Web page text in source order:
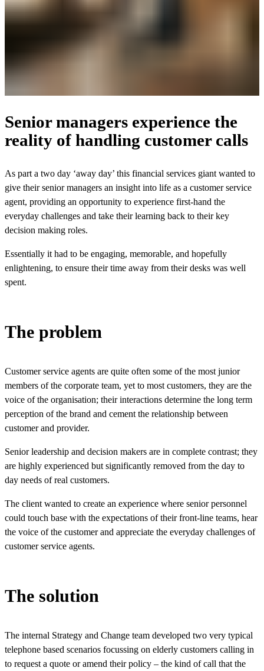
Senior managers experience the
reality of handling customer calls​​​​‌ ‍ ​‍​‍‌‍ ‌ ​‍‌‍‍‌‌‍‌ ‌‍‍‌‌‍ ‍​‍​‍​ ‍‍​‍​‍‌ ​ ‌‍​‌‌‍ ‍‌‍‍‌‌ ‌​‌ ‍‌​‍ ‍‌‍‍‌‌‍ ​‍​‍​‍ ​​‍​‍‌‍‍​‌ ​‍‌‍‌‌‌‍‌‍​‍​‍​ ‍‍​‍​‍‌‍‍​‌ ‌​‌ ‌​‌ ​​​ ‍‍​‍ ​‍ ‌‍ ​‌‍ ‌‍​ ‌‍​‌‌‍ ​‌‍‍​‌‍ ‌ ​ ‌ ‌​​ ‍‍​ ​ ​ ​ ​ ​ ​ ​ ​‍ ‌‍‍‌‌‍ ‍‌ ‌​‌‍‌‌‌‍ ‍‌ ‌​​‍ ‌‍‌‌‌‍‌​‌‍‍‌‌ ‌​​‍ ‌‍ ‌‌‍ ‌‍‌​‌‍‌‌​ ‌‌ ​​‌ ​‍‌‍‌‌‌ ​ ‌‍‌‌‌‍ ‍‌ ‌​‌‍​‌‌ ‌​‌‍‍‌‌‍ ‌‍ ‍​ ‍ ‌‍‍‌‌‍‌​​ ‌‌‍​ ​ ‌ ‌‍​‍​ ​‌‌‍​ ​ ‌​​ ​ ​ ‍​​‍ ‌​ ‌ ‌‍​ ​ ​‌​ ​​​‍ ‌​ ‌​​ ​‌​ ​​​ ‌ ​‍ ‌​ ‍​​ ‌ ‌‍​‌​ ‍​​‍ ‌​ ‌‌‌‍‌​​ ‌‍​ ​ ​ ‍‌​ ‌​​ ​​​ ​​​ ‌​​ ​‌‌‍‌‌​ ​‍​ ‍ ‌ ‌​‌ ‍‌‌ ​​‌‍‌‌​ ‌‌‍​ ‌‍​‌‌ ​ ‌‍‌‌‌‌​ ‌ ‌​‌ ‌‌‌‍‌​‌ ‍‌​ ‍ ‌ ​​‌‍​‌‌ ‌​‌‍‍​​ ‌‌ ​​‌‍​‌‌‍‌ ‌‍‌‌‌​​‍‌ ‌‌‌‍‍‌‌‍ ​‌‍‌​‌‍‌‌‌ ​‍​‍‌‌​ ‌‌‌​​‍‌‌ ‌‍‍ ‌‍‌‌‌ ‍‌​‍‌‌​ ​ ‌​‌​​‍‌‌​ ​ ‌​‌​​‍‌‌​ ​‍​ ​‍​ ‌ ​ ‌‍​ ‌ ​ ​ ‌‍‌​‌‍​‍​ ‌ ‌‍‌‌​ ​ ‌‍‌‌​ ​ ​ ​‍​‍‌‌​ ​‍​ ​‍​‍‌‌​ ‌‌‌​‌​​‍ ‍‌ ​‍‌‍‍‌‌‍​ ‌‍‍​‌‌‌​‌‍‌‌‌ ‍​‌ ‌​​‍‌‌​ ‌‌‌​​‍‌‌ ‌‍‍ ‌‍‌‌‌ ‍‌​‍‌‌​ ​ ‌​‌​​‍‌‌​ ​ ‌​‌​​‍‌‌​ ​‍​ ​‍​ ​ ‌‍​ ​ ‌‍​ ​‍‌‍​‌​ ‍‌​ ​ ​ ‌​‌‍​ ​ ​‍‌‍​ ​ ​ ​‍‌‌​ ​‍​ ​‍​‍‌‌​ ‌‌‌​‌​​‍ ‍‌‍​ ‌‍‍​‌‍‍‌‌‍ ​‌‍‌​‌ ​‍‌‍‌‌‌‍ ‍​‍‌‌​ ‌‌‌​​‍‌‌ ‌‍‍ ‌‍‌‌‌ ‍‌​‍‌‌​ ​ ‌​‌​​‍‌‌​ ​ ‌​‌​​‍‌‌​ ​‍​ ​‍​ ‍​​ ​​​ ‍‌​ ​‍​ ‌‌​ ‌​‌‍​‍‌‍​‍‌‍​‍‌‍​‍‌‍‌‍​ ‍​​‍‌‌​ ​‍​ ​‍​‍‌‌​ ‌‌‌​‌​​‍ ‍‌ ‌​‌‍‌‌‌ ‍​‌ ‌​​ ‌‍​‍‌‍​‌‌ ​ ‌‍‌‌‌‌‌‌‌ ​‍‌‍ ​​ ‌‌‍‍​‌ ‌​‌ ‌​‌ ​​​‍‌‌​ ​ ‌​​‌​‍‌‌​ ​‍‌​‌‍​‍‌‌​ ​‍‌​‌‍‌‍ ​‌‍ ‌‍​ ‌‍​‌‌‍ ​‌‍‍​‌‍ ‌ ​ ‌ ‌​​‍‌‌​ ​ ‌​​‌​ ​ ​ ​ ​ ​ ​ ​ ​‍‌‍‌‍‍‌‌‍‌​​ ‌‌‍​ ​ ‌ ‌‍​‍​ ​‌‌‍​ ​ ‌​​ ​ ​ ‍​​‍ ‌​ ‌ ‌‍​ ​ ​‌​ ​​​‍ ‌​ ‌​​ ​‌​ ​​​ ‌ ​‍ ‌​ ‍​​ ‌ ‌‍​‌​ ‍​​‍ ‌​ ‌‌‌‍‌​​ ‌‍​ ​ ​ ‍‌​ ‌​​ ​​​ ​​​ ‌​​ ​‌‌‍‌‌​ ​‍​‍‌‍‌ ‌​‌ ‍‌‌ ​​‌‍‌‌​ ‌‌‍​ ‌‍​‌‌ ​ ‌‍‌‌‌‌​ ‌ ‌​‌ ‌‌‌‍‌​‌ ‍‌​‍‌‍‌ ​​‌‍​‌‌ ‌​‌‍‍​​ ‌‌ ​​‌‍​‌‌‍‌ ‌‍‌‌‌​​‍‌ ‌‌‌‍‍‌‌‍ ​‌‍‌​‌‍‌‌‌ ​‍​‍‌‌​ ‌‌‌​​‍‌‌ ‌‍‍ ‌‍‌‌‌ ‍‌​‍‌‌​ ​ ‌​‌​​‍‌‌​ ​ ‌​‌​​‍‌‌​ ​‍​ ​‍​ ‌ ​ ‌‍​ ‌ ​ ​ ‌‍‌​‌‍​‍​ ‌ ‌‍‌‌​ ​ ‌‍‌‌​ ​ ​ ​‍​‍‌‌​ ​‍​ ​‍​‍‌‌​ ‌‌‌​‌​​‍ ‍‌ ​‍‌‍‍‌‌‍​ ‌‍‍​‌‌‌​‌‍‌‌‌ ‍​‌ ‌​​‍‌‌​ ‌‌‌​​‍‌‌ ‌‍‍ ‌‍‌‌‌ ‍‌​‍‌‌​ ​ ‌​‌​​‍‌‌​ ​ ‌​‌​​‍‌‌​ ​‍​ ​‍​ ​ ‌‍​ ​ ‌‍​ ​‍‌‍​‌​ ‍‌​ ​ ​ ‌​‌‍​ ​ ​‍‌‍​ ​ ​ ​‍‌‌​ ​‍​ ​‍​‍‌‌​ ‌‌‌​‌​​‍ ‍‌‍​ ‌‍‍​‌‍‍‌‌‍ ​‌‍‌​‌ ​‍‌‍‌‌‌‍ ‍​‍‌‌​ ‌‌‌​​‍‌‌ ‌‍‍ ‌‍‌‌‌ ‍‌​‍‌‌​ ​ ‌​‌​​‍‌‌​ ​ ‌​‌​​‍‌‌​ ​‍​ ​‍​ ‍​​ ​​​ ‍‌​ ​‍​ ‌‌​ ‌​‌‍​‍‌‍​‍‌‍​‍‌‍​‍‌‍‌‍​ ‍​​‍‌‌​ ​‍​ ​‍​‍‌‌​ ‌‌‌​‌​​‍ ‍‌ ‌​‌‍‌‌‌ ‍​‌ ‌​​‍‌‍‌ ​​‌‍‌‌‌ ​‍‌ ​ ‌ ​​‌‍‌‌‌‍​ ‌ ‌​‌‍‍‌‌ ‌‍‌‍‌‌​ ‌‌ ​​‌ ‌‌‌‍​‍‌‍ ​‌‍‍‌‌ ​ ‌‍‍​‌‍‌‌‌‍‌​​‍​‍‌ ‌
As part a two day ‘away day’ this financial services giant wanted to
give their senior managers an insight into life as a customer service
agent, providing an opportunity to experience first-hand the
everyday challenges and take their learning back to their key
decision making roles.​​​​‌ ‍ ​‍​‍‌‍ ‌ ​‍‌‍‍‌‌‍‌ ‌‍‍‌‌‍ ‍​‍​‍​ ‍‍​‍​‍‌ ​ ‌‍​‌‌‍ ‍‌‍‍‌‌ ‌​‌ ‍‌​‍ ‍‌‍‍‌‌‍ ​‍​‍​‍ ​​‍​‍‌‍‍​‌ ​‍‌‍‌‌‌‍‌‍​‍​‍​ ‍‍​‍​‍‌‍‍​‌ ‌​‌ ‌​‌ ​​​ ‍‍​‍ ​‍ ‌‍ ​‌‍ ‌‍​ ‌‍​‌‌‍ ​‌‍‍​‌‍ ‌ ​ ‌ ‌​​ ‍‍​ ​ ​ ​ ​ ​ ​ ​ ​‍ ‌‍‍‌‌‍ ‍‌ ‌​‌‍‌‌‌‍ ‍‌ ‌​​‍ ‌‍‌‌‌‍‌​‌‍‍‌‌ ‌​​‍ ‌‍ ‌‌‍ ‌‍‌​‌‍‌‌​ ‌‌ ​​‌ ​‍‌‍‌‌‌ ​ ‌‍‌‌‌‍ ‍‌ ‌​‌‍​‌‌ ‌​‌‍‍‌‌‍ ‌‍ ‍​ ‍ ‌‍‍‌‌‍‌​​ ‌‌‍​ ​ ‌ ‌‍​‍​ ​‌‌‍​ ​ ‌​​ ​ ​ ‍​​‍ ‌​ ‌ ‌‍​ ​ ​‌​ ​​​‍ ‌​ ‌​​ ​‌​ ​​​ ‌ ​‍ ‌​ ‍​​ ‌ ‌‍​‌​ ‍​​‍ ‌​ ‌‌‌‍‌​​ ‌‍​ ​ ​ ‍‌​ ‌​​ ​​​ ​​​ ‌​​ ​‌‌‍‌‌​ ​‍​ ‍ ‌ ‌​‌ ‍‌‌ ​​‌‍‌‌​ ‌‌‍​ ‌‍​‌‌ ​ ‌‍‌‌‌‌​ ‌ ‌​‌ ‌‌‌‍‌​‌ ‍‌​ ‍ ‌ ​​‌‍​‌‌ ‌​‌‍‍​​ ‌‌ ​​‌‍​‌‌‍‌ ‌‍‌‌‌​​‍‌ ‌‌‌‍‍‌‌‍ ​‌‍‌​‌‍‌‌‌ ​‍​‍‌‌​ ‌‌‌​​‍‌‌ ‌‍‍ ‌‍‌‌‌ ‍‌​‍‌‌​ ​ ‌​‌​​‍‌‌​ ​ ‌​‌​​‍‌‌​ ​‍​ ​‍​ ‌ ​ ‌‍​ ‌ ​ ​ ‌‍‌​‌‍​‍​ ‌ ‌‍‌‌​ ​ ‌‍‌‌​ ​ ​ ​‍​‍‌‌​ ​‍​ ​‍​‍‌‌​ ‌‌‌​‌​​‍ ‍‌ ​‍‌‍‍‌‌‍​ ‌‍‍​‌‌‌​‌‍‌‌‌ ‍​‌ ‌​​‍‌‌​ ‌‌‌​​‍‌‌ ‌‍‍ ‌‍‌‌‌ ‍‌​‍‌‌​ ​ ‌​‌​​‍‌‌​ ​ ‌​‌​​‍‌‌​ ​‍​ ​‍​ ‌ ‌‍​‍‌‍‌​‌‍​‌​ ​‍​ ​‍​ ‌‍​ ‌ ​ ‌‌​ ‍‌‌‍​‌​ ​​​‍‌‌​ ​‍​ ​‍​‍‌‌​ ‌‌‌​‌​​‍ ‍‌‍​ ‌‍‍​‌‍‍‌‌‍ ​‌‍‌​‌ ​‍‌‍‌‌‌‍ ‍​‍‌‌​ ‌‌‌​​‍‌‌ ‌‍‍ ‌‍‌‌‌ ‍‌​‍‌‌​ ​ ‌​‌​​‍‌‌​ ​ ‌​‌​​‍‌‌​ ​‍​ ​‍​ ​​​ ‍‌​ ‍‌‌‍​‌​ ‌ ‌‍‌‌​ ​‍​ ​‍​ ​​‌‍​‌​ ‍​​ ​ ​‍‌‌​ ​‍​ ​‍​‍‌‌​ ‌‌‌​‌​​‍ ‍‌ ‌​‌‍‌‌‌ ‍​‌ ‌​​ ‌‍​‍‌‍​‌‌ ​ ‌‍‌‌‌‌‌‌‌ ​‍‌‍ ​​ ‌‌‍‍​‌ ‌​‌ ‌​‌ ​​​‍‌‌​ ​ ‌​​‌​‍‌‌​ ​‍‌​‌‍​‍‌‌​ ​‍‌​‌‍‌‍ ​‌‍ ‌‍​ ‌‍​‌‌‍ ​‌‍‍​‌‍ ‌ ​ ‌ ‌​​‍‌‌​ ​ ‌​​‌​ ​ ​ ​ ​ ​ ​ ​ ​‍‌‍‌‍‍‌‌‍‌​​ ‌‌‍​ ​ ‌ ‌‍​‍​ ​‌‌‍​ ​ ‌​​ ​ ​ ‍​​‍ ‌​ ‌ ‌‍​ ​ ​‌​ ​​​‍ ‌​ ‌​​ ​‌​ ​​​ ‌ ​‍ ‌​ ‍​​ ‌ ‌‍​‌​ ‍​​‍ ‌​ ‌‌‌‍‌​​ ‌‍​ ​ ​ ‍‌​ ‌​​ ​​​ ​​​ ‌​​ ​‌‌‍‌‌​ ​‍​‍‌‍‌ ‌​‌ ‍‌‌ ​​‌‍‌‌​ ‌‌‍​ ‌‍​‌‌ ​ ‌‍‌‌‌‌​ ‌ ‌​‌ ‌‌‌‍‌​‌ ‍‌​‍‌‍‌ ​​‌‍​‌‌ ‌​‌‍‍​​ ‌‌ ​​‌‍​‌‌‍‌ ‌‍‌‌‌​​‍‌ ‌‌‌‍‍‌‌‍ ​‌‍‌​‌‍‌‌‌ ​‍​‍‌‌​ ‌‌‌​​‍‌‌ ‌‍‍ ‌‍‌‌‌ ‍‌​‍‌‌​ ​ ‌​‌​​‍‌‌​ ​ ‌​‌​​‍‌‌​ ​‍​ ​‍​ ‌ ​ ‌‍​ ‌ ​ ​ ‌‍‌​‌‍​‍​ ‌ ‌‍‌‌​ ​ ‌‍‌‌​ ​ ​ ​‍​‍‌‌​ ​‍​ ​‍​‍‌‌​ ‌‌‌​‌​​‍ ‍‌ ​‍‌‍‍‌‌‍​ ‌‍‍​‌‌‌​‌‍‌‌‌ ‍​‌ ‌​​‍‌‌​ ‌‌‌​​‍‌‌ ‌‍‍ ‌‍‌‌‌ ‍‌​‍‌‌​ ​ ‌​‌​​‍‌‌​ ​ ‌​‌​​‍‌‌​ ​‍​ ​‍​ ‌ ‌‍​‍‌‍‌​‌‍​‌​ ​‍​ ​‍​ ‌‍​ ‌ ​ ‌‌​ ‍‌‌‍​‌​ ​​​‍‌‌​ ​‍​ ​‍​‍‌‌​ ‌‌‌​‌​​‍ ‍‌‍​ ‌‍‍​‌‍‍‌‌‍ ​‌‍‌​‌ ​‍‌‍‌‌‌‍ ‍​‍‌‌​ ‌‌‌​​‍‌‌ ‌‍‍ ‌‍‌‌‌ ‍‌​‍‌‌​ ​ ‌​‌​​‍‌‌​ ​ ‌​‌​​‍‌‌​ ​‍​ ​‍​ ​​​ ‍‌​ ‍‌‌‍​‌​ ‌ ‌‍‌‌​ ​‍​ ​‍​ ​​‌‍​‌​ ‍​​ ​ ​‍‌‌​ ​‍​ ​‍​‍‌‌​ ‌‌‌​‌​​‍ ‍‌ ‌​‌‍‌‌‌ ‍​‌ ‌​​‍‌‍‌ ​​‌‍‌‌‌ ​‍‌ ​ ‌ ​​‌‍‌‌‌‍​ ‌ ‌​‌‍‍‌‌ ‌‍‌‍‌‌​ ‌‌ ​​‌ ‌‌‌‍​‍‌‍ ​‌‍‍‌‌ ​ ‌‍‍​‌‍‌‌‌‍‌​​‍​‍‌ ‌
Essentially it had to be engaging, memorable, and hopefully
enlightening, to ensure their time away from their desks was well
spent.​​​​‌ ‍ ​‍​‍‌‍ ‌ ​‍‌‍‍‌‌‍‌ ‌‍‍‌‌‍ ‍​‍​‍​ ‍‍​‍​‍‌ ​ ‌‍​‌‌‍ ‍‌‍‍‌‌ ‌​‌ ‍‌​‍ ‍‌‍‍‌‌‍ ​‍​‍​‍ ​​‍​‍‌‍‍​‌ ​‍‌‍‌‌‌‍‌‍​‍​‍​ ‍‍​‍​‍‌‍‍​‌ ‌​‌ ‌​‌ ​​​ ‍‍​‍ ​‍ ‌‍ ​‌‍ ‌‍​ ‌‍​‌‌‍ ​‌‍‍​‌‍ ‌ ​ ‌ ‌​​ ‍‍​ ​ ​ ​ ​ ​ ​ ​ ​‍ ‌‍‍‌‌‍ ‍‌ ‌​‌‍‌‌‌‍ ‍‌ ‌​​‍ ‌‍‌‌‌‍‌​‌‍‍‌‌ ‌​​‍ ‌‍ ‌‌‍ ‌‍‌​‌‍‌‌​ ‌‌ ​​‌ ​‍‌‍‌‌‌ ​ ‌‍‌‌‌‍ ‍‌ ‌​‌‍​‌‌ ‌​‌‍‍‌‌‍ ‌‍ ‍​ ‍ ‌‍‍‌‌‍‌​​ ‌‌‍​ ​ ‌ ‌‍​‍​ ​‌‌‍​ ​ ‌​​ ​ ​ ‍​​‍ ‌​ ‌ ‌‍​ ​ ​‌​ ​​​‍ ‌​ ‌​​ ​‌​ ​​​ ‌ ​‍ ‌​ ‍​​ ‌ ‌‍​‌​ ‍​​‍ ‌​ ‌‌‌‍‌​​ ‌‍​ ​ ​ ‍‌​ ‌​​ ​​​ ​​​ ‌​​ ​‌‌‍‌‌​ ​‍​ ‍ ‌ ‌​‌ ‍‌‌ ​​‌‍‌‌​ ‌‌‍​ ‌‍​‌‌ ​ ‌‍‌‌‌‌​ ‌ ‌​‌ ‌‌‌‍‌​‌ ‍‌​ ‍ ‌ ​​‌‍​‌‌ ‌​‌‍‍​​ ‌‌ ​​‌‍​‌‌‍‌ ‌‍‌‌‌​​‍‌ ‌‌‌‍‍‌‌‍ ​‌‍‌​‌‍‌‌‌ ​‍​‍‌‌​ ‌‌‌​​‍‌‌ ‌‍‍ ‌‍‌‌‌ ‍‌​‍‌‌​ ​ ‌​‌​​‍‌‌​ ​ ‌​‌​​‍‌‌​ ​‍​ ​‍​ ‌ ​ ‌‍​ ‌ ​ ​ ‌‍‌​‌‍​‍​ ‌ ‌‍‌‌​ ​ ‌‍‌‌​ ​ ​ ​‍​‍‌‌​ ​‍​ ​‍​‍‌‌​ ‌‌‌​‌​​‍ ‍‌ ​‍‌‍‍‌‌‍​ ‌‍‍​‌‌‌​‌‍‌‌‌ ‍​‌ ‌​​‍‌‌​ ‌‌‌​​‍‌‌ ‌‍‍ ‌‍‌‌‌ ‍‌​‍‌‌​ ​ ‌​‌​​‍‌‌​ ​ ‌​‌​​‍‌‌​ ​‍​ ​‍​ ‍​‌‍‌‌‌‍‌‌​ ​ ​ ‌​​ ‌‌‌‍‌‌​ ‍‌​ ​‍​ ‌​‌‍​‌‌‍‌‌​‍‌‌​ ​‍​ ​‍​‍‌‌​ ‌‌‌​‌​​‍ ‍‌‍​ ‌‍‍​‌‍‍‌‌‍ ​‌‍‌​‌ ​‍‌‍‌‌‌‍ ‍​‍‌‌​ ‌‌‌​​‍‌‌ ‌‍‍ ‌‍‌‌‌ ‍‌​‍‌‌​ ​ ‌​‌​​‍‌‌​ ​ ‌​‌​​‍‌‌​ ​‍​ ​‍‌‍‌‌‌‍​ ​ ​​​ ‌‌‌‍‌​​ ​ ​ ​‍​ ‌‌​ ​​​ ‌‍​ ‌‌​ ‌​​‍‌‌​ ​‍​ ​‍​‍‌‌​ ‌‌‌​‌​​‍ ‍‌ ‌​‌‍‌‌‌ ‍​‌ ‌​​ ‌‍​‍‌‍​‌‌ ​ ‌‍‌‌‌‌‌‌‌ ​‍‌‍ ​​ ‌‌‍‍​‌ ‌​‌ ‌​‌ ​​​‍‌‌​ ​ ‌​​‌​‍‌‌​ ​‍‌​‌‍​‍‌‌​ ​‍‌​‌‍‌‍ ​‌‍ ‌‍​ ‌‍​‌‌‍ ​‌‍‍​‌‍ ‌ ​ ‌ ‌​​‍‌‌​ ​ ‌​​‌​ ​ ​ ​ ​ ​ ​ ​ ​‍‌‍‌‍‍‌‌‍‌​​ ‌‌‍​ ​ ‌ ‌‍​‍​ ​‌‌‍​ ​ ‌​​ ​ ​ ‍​​‍ ‌​ ‌ ‌‍​ ​ ​‌​ ​​​‍ ‌​ ‌​​ ​‌​ ​​​ ‌ ​‍ ‌​ ‍​​ ‌ ‌‍​‌​ ‍​​‍ ‌​ ‌‌‌‍‌​​ ‌‍​ ​ ​ ‍‌​ ‌​​ ​​​ ​​​ ‌​​ ​‌‌‍‌‌​ ​‍​‍‌‍‌ ‌​‌ ‍‌‌ ​​‌‍‌‌​ ‌‌‍​ ‌‍​‌‌ ​ ‌‍‌‌‌‌​ ‌ ‌​‌ ‌‌‌‍‌​‌ ‍‌​‍‌‍‌ ​​‌‍​‌‌ ‌​‌‍‍​​ ‌‌ ​​‌‍​‌‌‍‌ ‌‍‌‌‌​​‍‌ ‌‌‌‍‍‌‌‍ ​‌‍‌​‌‍‌‌‌ ​‍​‍‌‌​ ‌‌‌​​‍‌‌ ‌‍‍ ‌‍‌‌‌ ‍‌​‍‌‌​ ​ ‌​‌​​‍‌‌​ ​ ‌​‌​​‍‌‌​ ​‍​ ​‍​ ‌ ​ ‌‍​ ‌ ​ ​ ‌‍‌​‌‍​‍​ ‌ ‌‍‌‌​ ​ ‌‍‌‌​ ​ ​ ​‍​‍‌‌​ ​‍​ ​‍​‍‌‌​ ‌‌‌​‌​​‍ ‍‌ ​‍‌‍‍‌‌‍​ ‌‍‍​‌‌‌​‌‍‌‌‌ ‍​‌ ‌​​‍‌‌​ ‌‌‌​​‍‌‌ ‌‍‍ ‌‍‌‌‌ ‍‌​‍‌‌​ ​ ‌​‌​​‍‌‌​ ​ ‌​‌​​‍‌‌​ ​‍​ ​‍​ ‍​‌‍‌‌‌‍‌‌​ ​ ​ ‌​​ ‌‌‌‍‌‌​ ‍‌​ ​‍​ ‌​‌‍​‌‌‍‌‌​‍‌‌​ ​‍​ ​‍​‍‌‌​ ‌‌‌​‌​​‍ ‍‌‍​ ‌‍‍​‌‍‍‌‌‍ ​‌‍‌​‌ ​‍‌‍‌‌‌‍ ‍​‍‌‌​ ‌‌‌​​‍‌‌ ‌‍‍ ‌‍‌‌‌ ‍‌​‍‌‌​ ​ ‌​‌​​‍‌‌​ ​ ‌​‌​​‍‌‌​ ​‍​ ​‍‌‍‌‌‌‍​ ​ ​​​ ‌‌‌‍‌​​ ​ ​ ​‍​ ‌‌​ ​​​ ‌‍​ ‌‌​ ‌​​‍‌‌​ ​‍​ ​‍​‍‌‌​ ‌‌‌​‌​​‍ ‍‌ ‌​‌‍‌‌‌ ‍​‌ ‌​​‍‌‍‌ ​​‌‍‌‌‌ ​‍‌ ​ ‌ ​​‌‍‌‌‌‍​ ‌ ‌​‌‍‍‌‌ ‌‍‌‍‌‌​ ‌‌ ​​‌ ‌‌‌‍​‍‌‍ ​‌‍‍‌‌ ​ ‌‍‍​‌‍‌‌‌‍‌​​‍​‍‌ ‌
The problem​​​​‌ ‍ ​‍​‍‌‍ ‌ ​‍‌‍‍‌‌‍‌ ‌‍‍‌‌‍ ‍​‍​‍​ ‍‍​‍​‍‌ ​ ‌‍​‌‌‍ ‍‌‍‍‌‌ ‌​‌ ‍‌​‍ ‍‌‍‍‌‌‍ ​‍​‍​‍ ​​‍​‍‌‍‍​‌ ​‍‌‍‌‌‌‍‌‍​‍​‍​ ‍‍​‍​‍‌‍‍​‌ ‌​‌ ‌​‌ ​​​ ‍‍​‍ ​‍ ‌‍ ​‌‍ ‌‍​ ‌‍​‌‌‍ ​‌‍‍​‌‍ ‌ ​ ‌ ‌​​ ‍‍​ ​ ​ ​ ​ ​ ​ ​ ​‍ ‌‍‍‌‌‍ ‍‌ ‌​‌‍‌‌‌‍ ‍‌ ‌​​‍ ‌‍‌‌‌‍‌​‌‍‍‌‌ ‌​​‍ ‌‍ ‌‌‍ ‌‍‌​‌‍‌‌​ ‌‌ ​​‌ ​‍‌‍‌‌‌ ​ ‌‍‌‌‌‍ ‍‌ ‌​‌‍​‌‌ ‌​‌‍‍‌‌‍ ‌‍ ‍​ ‍ ‌‍‍‌‌‍‌​​ ‌‌‍​ ​ ‌ ‌‍​‍​ ​‌‌‍​ ​ ‌​​ ​ ​ ‍​​‍ ‌​ ‌ ‌‍​ ​ ​‌​ ​​​‍ ‌​ ‌​​ ​‌​ ​​​ ‌ ​‍ ‌​ ‍​​ ‌ ‌‍​‌​ ‍​​‍ ‌​ ‌‌‌‍‌​​ ‌‍​ ​ ​ ‍‌​ ‌​​ ​​​ ​​​ ‌​​ ​‌‌‍‌‌​ ​‍​ ‍ ‌ ‌​‌ ‍‌‌ ​​‌‍‌‌​ ‌‌‍​ ‌‍​‌‌ ​ ‌‍‌‌‌‌​ ‌ ‌​‌ ‌‌‌‍‌​‌ ‍‌​ ‍ ‌ ​​‌‍​‌‌ ‌​‌‍‍​​ ‌‌ ​​‌‍​‌‌‍‌ ‌‍‌‌‌​​‍‌ ‌‌‌‍‍‌‌‍ ​‌‍‌​‌‍‌‌‌ ​‍​‍‌‌​ ‌‌‌​​‍‌‌ ‌‍‍ ‌‍‌‌‌ ‍‌​‍‌‌​ ​ ‌​‌​​‍‌‌​ ​ ‌​‌​​‍‌‌​ ​‍​ ​‍​ ‌ ​ ‌‍​ ‌ ​ ​ ‌‍‌​‌‍​‍​ ‌ ‌‍‌‌​ ​ ‌‍‌‌​ ​ ​ ​‍​‍‌‌​ ​‍​ ​‍​‍‌‌​ ‌‌‌​‌​​‍ ‍‌ ​‍‌‍‍‌‌‍​ ‌‍‍​‌‌‌​‌‍‌‌‌ ‍​‌ ‌​​‍‌‌​ ‌‌‌​​‍‌‌ ‌‍‍ ‌‍‌‌‌ ‍‌​‍‌‌​ ​ ‌​‌​​‍‌‌​ ​ ‌​‌​​‍‌‌​ ​‍​ ​‍‌‍​‌​ ‌‌​ ‌‍​ ​ ​ ​ ‌‍‌‍​ ‌‍​ ​‍‌‍​‍​ ‍​​ ​ ​ ‌‌​‍‌‌​ ​‍​ ​‍​‍‌‌​ ‌‌‌​‌​​‍ ‍‌‍​ ‌‍‍​‌‍‍‌‌‍ ​‌‍‌​‌ ​‍‌‍‌‌‌‍ ‍​‍‌‌​ ‌‌‌​​‍‌‌ ‌‍‍ ‌‍‌‌‌ ‍‌​‍‌‌​ ​ ‌​‌​​‍‌‌​ ​ ‌​‌​​‍‌‌​ ​‍​ ​‍​ ‍​​ ​‍​ ‌​​ ‍​​ ‍‌‌‍‌​‌‍‌‌​ ‌​‌‍​ ​ ‌‍‌‍‌‍‌‍​‌​‍‌‌​ ​‍​ ​‍​‍‌‌​ ‌‌‌​‌​​‍ ‍‌ ‌​‌‍‌‌‌ ‍​‌ ‌​​ ‌‍​‍‌‍​‌‌ ​ ‌‍‌‌‌‌‌‌‌ ​‍‌‍ ​​ ‌‌‍‍​‌ ‌​‌ ‌​‌ ​​​‍‌‌​ ​ ‌​​‌​‍‌‌​ ​‍‌​‌‍​‍‌‌​ ​‍‌​‌‍‌‍ ​‌‍ ‌‍​ ‌‍​‌‌‍ ​‌‍‍​‌‍ ‌ ​ ‌ ‌​​‍‌‌​ ​ ‌​​‌​ ​ ​ ​ ​ ​ ​ ​ ​‍‌‍‌‍‍‌‌‍‌​​ ‌‌‍​ ​ ‌ ‌‍​‍​ ​‌‌‍​ ​ ‌​​ ​ ​ ‍​​‍ ‌​ ‌ ‌‍​ ​ ​‌​ ​​​‍ ‌​ ‌​​ ​‌​ ​​​ ‌ ​‍ ‌​ ‍​​ ‌ ‌‍​‌​ ‍​​‍ ‌​ ‌‌‌‍‌​​ ‌‍​ ​ ​ ‍‌​ ‌​​ ​​​ ​​​ ‌​​ ​‌‌‍‌‌​ ​‍​‍‌‍‌ ‌​‌ ‍‌‌ ​​‌‍‌‌​ ‌‌‍​ ‌‍​‌‌ ​ ‌‍‌‌‌‌​ ‌ ‌​‌ ‌‌‌‍‌​‌ ‍‌​‍‌‍‌ ​​‌‍​‌‌ ‌​‌‍‍​​ ‌‌ ​​‌‍​‌‌‍‌ ‌‍‌‌‌​​‍‌ ‌‌‌‍‍‌‌‍ ​‌‍‌​‌‍‌‌‌ ​‍​‍‌‌​ ‌‌‌​​‍‌‌ ‌‍‍ ‌‍‌‌‌ ‍‌​‍‌‌​ ​ ‌​‌​​‍‌‌​ ​ ‌​‌​​‍‌‌​ ​‍​ ​‍​ ‌ ​ ‌‍​ ‌ ​ ​ ‌‍‌​‌‍​‍​ ‌ ‌‍‌‌​ ​ ‌‍‌‌​ ​ ​ ​‍​‍‌‌​ ​‍​ ​‍​‍‌‌​ ‌‌‌​‌​​‍ ‍‌ ​‍‌‍‍‌‌‍​ ‌‍‍​‌‌‌​‌‍‌‌‌ ‍​‌ ‌​​‍‌‌​ ‌‌‌​​‍‌‌ ‌‍‍ ‌‍‌‌‌ ‍‌​‍‌‌​ ​ ‌​‌​​‍‌‌​ ​ ‌​‌​​‍‌‌​ ​‍​ ​‍‌‍​‌​ ‌‌​ ‌‍​ ​ ​ ​ ‌‍‌‍​ ‌‍​ ​‍‌‍​‍​ ‍​​ ​ ​ ‌‌​‍‌‌​ ​‍​ ​‍​‍‌‌​ ‌‌‌​‌​​‍ ‍‌‍​ ‌‍‍​‌‍‍‌‌‍ ​‌‍‌​‌ ​‍‌‍‌‌‌‍ ‍​‍‌‌​ ‌‌‌​​‍‌‌ ‌‍‍ ‌‍‌‌‌ ‍‌​‍‌‌​ ​ ‌​‌​​‍‌‌​ ​ ‌​‌​​‍‌‌​ ​‍​ ​‍​ ‍​​ ​‍​ ‌​​ ‍​​ ‍‌‌‍‌​‌‍‌‌​ ‌​‌‍​ ​ ‌‍‌‍‌‍‌‍​‌​‍‌‌​ ​‍​ ​‍​‍‌‌​ ‌‌‌​‌​​‍ ‍‌ ‌​‌‍‌‌‌ ‍​‌ ‌​​‍‌‍‌ ​​‌‍‌‌‌ ​‍‌ ​ ‌ ​​‌‍‌‌‌‍​ ‌ ‌​‌‍‍‌‌ ‌‍‌‍‌‌​ ‌‌ ​​‌ ‌‌‌‍​‍‌‍ ​‌‍‍‌‌ ​ ‌‍‍​‌‍‌‌‌‍‌​​‍​‍‌ ‌
Customer service agents are quite often some of the most junior
members of the corporate team, yet to most customers, they are the
voice of the organisation; their interactions determine the long term
perception of the brand and cement the relationship between
customer and provider.​​​​‌ ‍ ​‍​‍‌‍ ‌ ​‍‌‍‍‌‌‍‌ ‌‍‍‌‌‍ ‍​‍​‍​ ‍‍​‍​‍‌ ​ ‌‍​‌‌‍ ‍‌‍‍‌‌ ‌​‌ ‍‌​‍ ‍‌‍‍‌‌‍ ​‍​‍​‍ ​​‍​‍‌‍‍​‌ ​‍‌‍‌‌‌‍‌‍​‍​‍​ ‍‍​‍​‍‌‍‍​‌ ‌​‌ ‌​‌ ​​​ ‍‍​‍ ​‍ ‌‍ ​‌‍ ‌‍​ ‌‍​‌‌‍ ​‌‍‍​‌‍ ‌ ​ ‌ ‌​​ ‍‍​ ​ ​ ​ ​ ​ ​ ​ ​‍ ‌‍‍‌‌‍ ‍‌ ‌​‌‍‌‌‌‍ ‍‌ ‌​​‍ ‌‍‌‌‌‍‌​‌‍‍‌‌ ‌​​‍ ‌‍ ‌‌‍ ‌‍‌​‌‍‌‌​ ‌‌ ​​‌ ​‍‌‍‌‌‌ ​ ‌‍‌‌‌‍ ‍‌ ‌​‌‍​‌‌ ‌​‌‍‍‌‌‍ ‌‍ ‍​ ‍ ‌‍‍‌‌‍‌​​ ‌‌‍​ ​ ‌ ‌‍​‍​ ​‌‌‍​ ​ ‌​​ ​ ​ ‍​​‍ ‌​ ‌ ‌‍​ ​ ​‌​ ​​​‍ ‌​ ‌​​ ​‌​ ​​​ ‌ ​‍ ‌​ ‍​​ ‌ ‌‍​‌​ ‍​​‍ ‌​ ‌‌‌‍‌​​ ‌‍​ ​ ​ ‍‌​ ‌​​ ​​​ ​​​ ‌​​ ​‌‌‍‌‌​ ​‍​ ‍ ‌ ‌​‌ ‍‌‌ ​​‌‍‌‌​ ‌‌‍​ ‌‍​‌‌ ​ ‌‍‌‌‌‌​ ‌ ‌​‌ ‌‌‌‍‌​‌ ‍‌​ ‍ ‌ ​​‌‍​‌‌ ‌​‌‍‍​​ ‌‌ ​​‌‍​‌‌‍‌ ‌‍‌‌‌​​‍‌ ‌‌‌‍‍‌‌‍ ​‌‍‌​‌‍‌‌‌ ​‍​‍‌‌​ ‌‌‌​​‍‌‌ ‌‍‍ ‌‍‌‌‌ ‍‌​‍‌‌​ ​ ‌​‌​​‍‌‌​ ​ ‌​‌​​‍‌‌​ ​‍​ ​‍​ ‌ ​ ‌‍​ ‌ ​ ​ ‌‍‌​‌‍​‍​ ‌ ‌‍‌‌​ ​ ‌‍‌‌​ ​ ​ ​‍​‍‌‌​ ​‍​ ​‍​‍‌‌​ ‌‌‌​‌​​‍ ‍‌ ​‍‌‍‍‌‌‍​ ‌‍‍​‌‌‌​‌‍‌‌‌ ‍​‌ ‌​​‍‌‌​ ‌‌‌​​‍‌‌ ‌‍‍ ‌‍‌‌‌ ‍‌​‍‌‌​ ​ ‌​‌​​‍‌‌​ ​ ‌​‌​​‍‌‌​ ​‍​ ​‍​ ‌ ​ ​ ​ ​‍​ ‌‍​ ​‌​ ‌‍​ ​ ​ ‌ ​ ​ ​ ‌‍​ ​ ​ ​ ​‍‌‌​ ​‍​ ​‍​‍‌‌​ ‌‌‌​‌​​‍ ‍‌‍​ ‌‍‍​‌‍‍‌‌‍ ​‌‍‌​‌ ​‍‌‍‌‌‌‍ ‍​‍‌‌​ ‌‌‌​​‍‌‌ ‌‍‍ ‌‍‌‌‌ ‍‌​‍‌‌​ ​ ‌​‌​​‍‌‌​ ​ ‌​‌​​‍‌‌​ ​‍​ ​‍‌‍‌​‌‍​‍‌‍​‌‌‍‌​​ ‌ ​ ​‌‌‍​ ​ ‌‍​ ‌‌​ ‌​​ ‌​​ ‌‍​‍‌‌​ ​‍​ ​‍​‍‌‌​ ‌‌‌​‌​​‍ ‍‌ ‌​‌‍‌‌‌ ‍​‌ ‌​​ ‌‍​‍‌‍​‌‌ ​ ‌‍‌‌‌‌‌‌‌ ​‍‌‍ ​​ ‌‌‍‍​‌ ‌​‌ ‌​‌ ​​​‍‌‌​ ​ ‌​​‌​‍‌‌​ ​‍‌​‌‍​‍‌‌​ ​‍‌​‌‍‌‍ ​‌‍ ‌‍​ ‌‍​‌‌‍ ​‌‍‍​‌‍ ‌ ​ ‌ ‌​​‍‌‌​ ​ ‌​​‌​ ​ ​ ​ ​ ​ ​ ​ ​‍‌‍‌‍‍‌‌‍‌​​ ‌‌‍​ ​ ‌ ‌‍​‍​ ​‌‌‍​ ​ ‌​​ ​ ​ ‍​​‍ ‌​ ‌ ‌‍​ ​ ​‌​ ​​​‍ ‌​ ‌​​ ​‌​ ​​​ ‌ ​‍ ‌​ ‍​​ ‌ ‌‍​‌​ ‍​​‍ ‌​ ‌‌‌‍‌​​ ‌‍​ ​ ​ ‍‌​ ‌​​ ​​​ ​​​ ‌​​ ​‌‌‍‌‌​ ​‍​‍‌‍‌ ‌​‌ ‍‌‌ ​​‌‍‌‌​ ‌‌‍​ ‌‍​‌‌ ​ ‌‍‌‌‌‌​ ‌ ‌​‌ ‌‌‌‍‌​‌ ‍‌​‍‌‍‌ ​​‌‍​‌‌ ‌​‌‍‍​​ ‌‌ ​​‌‍​‌‌‍‌ ‌‍‌‌‌​​‍‌ ‌‌‌‍‍‌‌‍ ​‌‍‌​‌‍‌‌‌ ​‍​‍‌‌​ ‌‌‌​​‍‌‌ ‌‍‍ ‌‍‌‌‌ ‍‌​‍‌‌​ ​ ‌​‌​​‍‌‌​ ​ ‌​‌​​‍‌‌​ ​‍​ ​‍​ ‌ ​ ‌‍​ ‌ ​ ​ ‌‍‌​‌‍​‍​ ‌ ‌‍‌‌​ ​ ‌‍‌‌​ ​ ​ ​‍​‍‌‌​ ​‍​ ​‍​‍‌‌​ ‌‌‌​‌​​‍ ‍‌ ​‍‌‍‍‌‌‍​ ‌‍‍​‌‌‌​‌‍‌‌‌ ‍​‌ ‌​​‍‌‌​ ‌‌‌​​‍‌‌ ‌‍‍ ‌‍‌‌‌ ‍‌​‍‌‌​ ​ ‌​‌​​‍‌‌​ ​ ‌​‌​​‍‌‌​ ​‍​ ​‍​ ‌ ​ ​ ​ ​‍​ ‌‍​ ​‌​ ‌‍​ ​ ​ ‌ ​ ​ ​ ‌‍​ ​ ​ ​ ​‍‌‌​ ​‍​ ​‍​‍‌‌​ ‌‌‌​‌​​‍ ‍‌‍​ ‌‍‍​‌‍‍‌‌‍ ​‌‍‌​‌ ​‍‌‍‌‌‌‍ ‍​‍‌‌​ ‌‌‌​​‍‌‌ ‌‍‍ ‌‍‌‌‌ ‍‌​‍‌‌​ ​ ‌​‌​​‍‌‌​ ​ ‌​‌​​‍‌‌​ ​‍​ ​‍‌‍‌​‌‍​‍‌‍​‌‌‍‌​​ ‌ ​ ​‌‌‍​ ​ ‌‍​ ‌‌​ ‌​​ ‌​​ ‌‍​‍‌‌​ ​‍​ ​‍​‍‌‌​ ‌‌‌​‌​​‍ ‍‌ ‌​‌‍‌‌‌ ‍​‌ ‌​​‍‌‍‌ ​​‌‍‌‌‌ ​‍‌ ​ ‌ ​​‌‍‌‌‌‍​ ‌ ‌​‌‍‍‌‌ ‌‍‌‍‌‌​ ‌‌ ​​‌ ‌‌‌‍​‍‌‍ ​‌‍‍‌‌ ​ ‌‍‍​‌‍‌‌‌‍‌​​‍​‍‌ ‌
Senior leadership and decision makers are in complete contrast; they
are highly experienced but significantly removed from the day to
day needs of real customers.​​​​‌ ‍ ​‍​‍‌‍ ‌ ​‍‌‍‍‌‌‍‌ ‌‍‍‌‌‍ ‍​‍​‍​ ‍‍​‍​‍‌ ​ ‌‍​‌‌‍ ‍‌‍‍‌‌ ‌​‌ ‍‌​‍ ‍‌‍‍‌‌‍ ​‍​‍​‍ ​​‍​‍‌‍‍​‌ ​‍‌‍‌‌‌‍‌‍​‍​‍​ ‍‍​‍​‍‌‍‍​‌ ‌​‌ ‌​‌ ​​​ ‍‍​‍ ​‍ ‌‍ ​‌‍ ‌‍​ ‌‍​‌‌‍ ​‌‍‍​‌‍ ‌ ​ ‌ ‌​​ ‍‍​ ​ ​ ​ ​ ​ ​ ​ ​‍ ‌‍‍‌‌‍ ‍‌ ‌​‌‍‌‌‌‍ ‍‌ ‌​​‍ ‌‍‌‌‌‍‌​‌‍‍‌‌ ‌​​‍ ‌‍ ‌‌‍ ‌‍‌​‌‍‌‌​ ‌‌ ​​‌ ​‍‌‍‌‌‌ ​ ‌‍‌‌‌‍ ‍‌ ‌​‌‍​‌‌ ‌​‌‍‍‌‌‍ ‌‍ ‍​ ‍ ‌‍‍‌‌‍‌​​ ‌‌‍​ ​ ‌ ‌‍​‍​ ​‌‌‍​ ​ ‌​​ ​ ​ ‍​​‍ ‌​ ‌ ‌‍​ ​ ​‌​ ​​​‍ ‌​ ‌​​ ​‌​ ​​​ ‌ ​‍ ‌​ ‍​​ ‌ ‌‍​‌​ ‍​​‍ ‌​ ‌‌‌‍‌​​ ‌‍​ ​ ​ ‍‌​ ‌​​ ​​​ ​​​ ‌​​ ​‌‌‍‌‌​ ​‍​ ‍ ‌ ‌​‌ ‍‌‌ ​​‌‍‌‌​ ‌‌‍​ ‌‍​‌‌ ​ ‌‍‌‌‌‌​ ‌ ‌​‌ ‌‌‌‍‌​‌ ‍‌​ ‍ ‌ ​​‌‍​‌‌ ‌​‌‍‍​​ ‌‌ ​​‌‍​‌‌‍‌ ‌‍‌‌‌​​‍‌ ‌‌‌‍‍‌‌‍ ​‌‍‌​‌‍‌‌‌ ​‍​‍‌‌​ ‌‌‌​​‍‌‌ ‌‍‍ ‌‍‌‌‌ ‍‌​‍‌‌​ ​ ‌​‌​​‍‌‌​ ​ ‌​‌​​‍‌‌​ ​‍​ ​‍​ ‌ ​ ‌‍​ ‌ ​ ​ ‌‍‌​‌‍​‍​ ‌ ‌‍‌‌​ ​ ‌‍‌‌​ ​ ​ ​‍​‍‌‌​ ​‍​ ​‍​‍‌‌​ ‌‌‌​‌​​‍ ‍‌ ​‍‌‍‍‌‌‍​ ‌‍‍​‌‌‌​‌‍‌‌‌ ‍​‌ ‌​​‍‌‌​ ‌‌‌​​‍‌‌ ‌‍‍ ‌‍‌‌‌ ‍‌​‍‌‌​ ​ ‌​‌​​‍‌‌​ ​ ‌​‌​​‍‌‌​ ​‍​ ​‍​ ‌​‌‍​ ​ ‍​‌‍‌​​ ​‍​ ‍‌​ ​‌​ ‌‌​ ​ ​ ‌​​ ​‌​ ​‌​‍‌‌​ ​‍​ ​‍​‍‌‌​ ‌‌‌​‌​​‍ ‍‌‍​ ‌‍‍​‌‍‍‌‌‍ ​‌‍‌​‌ ​‍‌‍‌‌‌‍ ‍​‍‌‌​ ‌‌‌​​‍‌‌ ‌‍‍ ‌‍‌‌‌ ‍‌​‍‌‌​ ​ ‌​‌​​‍‌‌​ ​ ‌​‌​​‍‌‌​ ​‍​ ​‍​ ​ ​ ‌‍​ ​​​ ‍​‌‍‌‌‌‍​‍‌‍​‌​ ​ ‌‍​ ​ ‌‍​ ‍​​ ​ ​‍‌‌​ ​‍​ ​‍​‍‌‌​ ‌‌‌​‌​​‍ ‍‌ ‌​‌‍‌‌‌ ‍​‌ ‌​​ ‌‍​‍‌‍​‌‌ ​ ‌‍‌‌‌‌‌‌‌ ​‍‌‍ ​​ ‌‌‍‍​‌ ‌​‌ ‌​‌ ​​​‍‌‌​ ​ ‌​​‌​‍‌‌​ ​‍‌​‌‍​‍‌‌​ ​‍‌​‌‍‌‍ ​‌‍ ‌‍​ ‌‍​‌‌‍ ​‌‍‍​‌‍ ‌ ​ ‌ ‌​​‍‌‌​ ​ ‌​​‌​ ​ ​ ​ ​ ​ ​ ​ ​‍‌‍‌‍‍‌‌‍‌​​ ‌‌‍​ ​ ‌ ‌‍​‍​ ​‌‌‍​ ​ ‌​​ ​ ​ ‍​​‍ ‌​ ‌ ‌‍​ ​ ​‌​ ​​​‍ ‌​ ‌​​ ​‌​ ​​​ ‌ ​‍ ‌​ ‍​​ ‌ ‌‍​‌​ ‍​​‍ ‌​ ‌‌‌‍‌​​ ‌‍​ ​ ​ ‍‌​ ‌​​ ​​​ ​​​ ‌​​ ​‌‌‍‌‌​ ​‍​‍‌‍‌ ‌​‌ ‍‌‌ ​​‌‍‌‌​ ‌‌‍​ ‌‍​‌‌ ​ ‌‍‌‌‌‌​ ‌ ‌​‌ ‌‌‌‍‌​‌ ‍‌​‍‌‍‌ ​​‌‍​‌‌ ‌​‌‍‍​​ ‌‌ ​​‌‍​‌‌‍‌ ‌‍‌‌‌​​‍‌ ‌‌‌‍‍‌‌‍ ​‌‍‌​‌‍‌‌‌ ​‍​‍‌‌​ ‌‌‌​​‍‌‌ ‌‍‍ ‌‍‌‌‌ ‍‌​‍‌‌​ ​ ‌​‌​​‍‌‌​ ​ ‌​‌​​‍‌‌​ ​‍​ ​‍​ ‌ ​ ‌‍​ ‌ ​ ​ ‌‍‌​‌‍​‍​ ‌ ‌‍‌‌​ ​ ‌‍‌‌​ ​ ​ ​‍​‍‌‌​ ​‍​ ​‍​‍‌‌​ ‌‌‌​‌​​‍ ‍‌ ​‍‌‍‍‌‌‍​ ‌‍‍​‌‌‌​‌‍‌‌‌ ‍​‌ ‌​​‍‌‌​ ‌‌‌​​‍‌‌ ‌‍‍ ‌‍‌‌‌ ‍‌​‍‌‌​ ​ ‌​‌​​‍‌‌​ ​ ‌​‌​​‍‌‌​ ​‍​ ​‍​ ‌​‌‍​ ​ ‍​‌‍‌​​ ​‍​ ‍‌​ ​‌​ ‌‌​ ​ ​ ‌​​ ​‌​ ​‌​‍‌‌​ ​‍​ ​‍​‍‌‌​ ‌‌‌​‌​​‍ ‍‌‍​ ‌‍‍​‌‍‍‌‌‍ ​‌‍‌​‌ ​‍‌‍‌‌‌‍ ‍​‍‌‌​ ‌‌‌​​‍‌‌ ‌‍‍ ‌‍‌‌‌ ‍‌​‍‌‌​ ​ ‌​‌​​‍‌‌​ ​ ‌​‌​​‍‌‌​ ​‍​ ​‍​ ​ ​ ‌‍​ ​​​ ‍​‌‍‌‌‌‍​‍‌‍​‌​ ​ ‌‍​ ​ ‌‍​ ‍​​ ​ ​‍‌‌​ ​‍​ ​‍​‍‌‌​ ‌‌‌​‌​​‍ ‍‌ ‌​‌‍‌‌‌ ‍​‌ ‌​​‍‌‍‌ ​​‌‍‌‌‌ ​‍‌ ​ ‌ ​​‌‍‌‌‌‍​ ‌ ‌​‌‍‍‌‌ ‌‍‌‍‌‌​ ‌‌ ​​‌ ‌‌‌‍​‍‌‍ ​‌‍‍‌‌ ​ ‌‍‍​‌‍‌‌‌‍‌​​‍​‍‌ ‌
The client wanted to create an experience where senior personnel
could touch base with the expectations of their front-line teams, hear
the voice of the customer and appreciate the everyday challenges of
customer service agents.​​​​‌ ‍ ​‍​‍‌‍ ‌ ​‍‌‍‍‌‌‍‌ ‌‍‍‌‌‍ ‍​‍​‍​ ‍‍​‍​‍‌ ​ ‌‍​‌‌‍ ‍‌‍‍‌‌ ‌​‌ ‍‌​‍ ‍‌‍‍‌‌‍ ​‍​‍​‍ ​​‍​‍‌‍‍​‌ ​‍‌‍‌‌‌‍‌‍​‍​‍​ ‍‍​‍​‍‌‍‍​‌ ‌​‌ ‌​‌ ​​​ ‍‍​‍ ​‍ ‌‍ ​‌‍ ‌‍​ ‌‍​‌‌‍ ​‌‍‍​‌‍ ‌ ​ ‌ ‌​​ ‍‍​ ​ ​ ​ ​ ​ ​ ​ ​‍ ‌‍‍‌‌‍ ‍‌ ‌​‌‍‌‌‌‍ ‍‌ ‌​​‍ ‌‍‌‌‌‍‌​‌‍‍‌‌ ‌​​‍ ‌‍ ‌‌‍ ‌‍‌​‌‍‌‌​ ‌‌ ​​‌ ​‍‌‍‌‌‌ ​ ‌‍‌‌‌‍ ‍‌ ‌​‌‍​‌‌ ‌​‌‍‍‌‌‍ ‌‍ ‍​ ‍ ‌‍‍‌‌‍‌​​ ‌‌‍​ ​ ‌ ‌‍​‍​ ​‌‌‍​ ​ ‌​​ ​ ​ ‍​​‍ ‌​ ‌ ‌‍​ ​ ​‌​ ​​​‍ ‌​ ‌​​ ​‌​ ​​​ ‌ ​‍ ‌​ ‍​​ ‌ ‌‍​‌​ ‍​​‍ ‌​ ‌‌‌‍‌​​ ‌‍​ ​ ​ ‍‌​ ‌​​ ​​​ ​​​ ‌​​ ​‌‌‍‌‌​ ​‍​ ‍ ‌ ‌​‌ ‍‌‌ ​​‌‍‌‌​ ‌‌‍​ ‌‍​‌‌ ​ ‌‍‌‌‌‌​ ‌ ‌​‌ ‌‌‌‍‌​‌ ‍‌​ ‍ ‌ ​​‌‍​‌‌ ‌​‌‍‍​​ ‌‌ ​​‌‍​‌‌‍‌ ‌‍‌‌‌​​‍‌ ‌‌‌‍‍‌‌‍ ​‌‍‌​‌‍‌‌‌ ​‍​‍‌‌​ ‌‌‌​​‍‌‌ ‌‍‍ ‌‍‌‌‌ ‍‌​‍‌‌​ ​ ‌​‌​​‍‌‌​ ​ ‌​‌​​‍‌‌​ ​‍​ ​‍​ ‌ ​ ‌‍​ ‌ ​ ​ ‌‍‌​‌‍​‍​ ‌ ‌‍‌‌​ ​ ‌‍‌‌​ ​ ​ ​‍​‍‌‌​ ​‍​ ​‍​‍‌‌​ ‌‌‌​‌​​‍ ‍‌ ​‍‌‍‍‌‌‍​ ‌‍‍​‌‌‌​‌‍‌‌‌ ‍​‌ ‌​​‍‌‌​ ‌‌‌​​‍‌‌ ‌‍‍ ‌‍‌‌‌ ‍‌​‍‌‌​ ​ ‌​‌​​‍‌‌​ ​ ‌​‌​​‍‌‌​ ​‍​ ​‍​ ‌‌​ ​ ​ ‍‌​ ‌​‌‍‌‌​ ‍​​ ​ ‌‍​‍​ ​​‌‍‌‌​ ​​‌‍​‍​‍‌‌​ ​‍​ ​‍​‍‌‌​ ‌‌‌​‌​​‍ ‍‌‍​ ‌‍‍​‌‍‍‌‌‍ ​‌‍‌​‌ ​‍‌‍‌‌‌‍ ‍​‍‌‌​ ‌‌‌​​‍‌‌ ‌‍‍ ‌‍‌‌‌ ‍‌​‍‌‌​ ​ ‌​‌​​‍‌‌​ ​ ‌​‌​​‍‌‌​ ​‍​ ​‍​ ‍​​ ​ ‌‍​ ​ ​‍​ ‍‌​ ‍​‌‍​‌​ ‍‌​ ‌‌‌‍‌​​ ​‌​ ​​​‍‌‌​ ​‍​ ​‍​‍‌‌​ ‌‌‌​‌​​‍ ‍‌ ‌​‌‍‌‌‌ ‍​‌ ‌​​ ‌‍​‍‌‍​‌‌ ​ ‌‍‌‌‌‌‌‌‌ ​‍‌‍ ​​ ‌‌‍‍​‌ ‌​‌ ‌​‌ ​​​‍‌‌​ ​ ‌​​‌​‍‌‌​ ​‍‌​‌‍​‍‌‌​ ​‍‌​‌‍‌‍ ​‌‍ ‌‍​ ‌‍​‌‌‍ ​‌‍‍​‌‍ ‌ ​ ‌ ‌​​‍‌‌​ ​ ‌​​‌​ ​ ​ ​ ​ ​ ​ ​ ​‍‌‍‌‍‍‌‌‍‌​​ ‌‌‍​ ​ ‌ ‌‍​‍​ ​‌‌‍​ ​ ‌​​ ​ ​ ‍​​‍ ‌​ ‌ ‌‍​ ​ ​‌​ ​​​‍ ‌​ ‌​​ ​‌​ ​​​ ‌ ​‍ ‌​ ‍​​ ‌ ‌‍​‌​ ‍​​‍ ‌​ ‌‌‌‍‌​​ ‌‍​ ​ ​ ‍‌​ ‌​​ ​​​ ​​​ ‌​​ ​‌‌‍‌‌​ ​‍​‍‌‍‌ ‌​‌ ‍‌‌ ​​‌‍‌‌​ ‌‌‍​ ‌‍​‌‌ ​ ‌‍‌‌‌‌​ ‌ ‌​‌ ‌‌‌‍‌​‌ ‍‌​‍‌‍‌ ​​‌‍​‌‌ ‌​‌‍‍​​ ‌‌ ​​‌‍​‌‌‍‌ ‌‍‌‌‌​​‍‌ ‌‌‌‍‍‌‌‍ ​‌‍‌​‌‍‌‌‌ ​‍​‍‌‌​ ‌‌‌​​‍‌‌ ‌‍‍ ‌‍‌‌‌ ‍‌​‍‌‌​ ​ ‌​‌​​‍‌‌​ ​ ‌​‌​​‍‌‌​ ​‍​ ​‍​ ‌ ​ ‌‍​ ‌ ​ ​ ‌‍‌​‌‍​‍​ ‌ ‌‍‌‌​ ​ ‌‍‌‌​ ​ ​ ​‍​‍‌‌​ ​‍​ ​‍​‍‌‌​ ‌‌‌​‌​​‍ ‍‌ ​‍‌‍‍‌‌‍​ ‌‍‍​‌‌‌​‌‍‌‌‌ ‍​‌ ‌​​‍‌‌​ ‌‌‌​​‍‌‌ ‌‍‍ ‌‍‌‌‌ ‍‌​‍‌‌​ ​ ‌​‌​​‍‌‌​ ​ ‌​‌​​‍‌‌​ ​‍​ ​‍​ ‌‌​ ​ ​ ‍‌​ ‌​‌‍‌‌​ ‍​​ ​ ‌‍​‍​ ​​‌‍‌‌​ ​​‌‍​‍​‍‌‌​ ​‍​ ​‍​‍‌‌​ ‌‌‌​‌​​‍ ‍‌‍​ ‌‍‍​‌‍‍‌‌‍ ​‌‍‌​‌ ​‍‌‍‌‌‌‍ ‍​‍‌‌​ ‌‌‌​​‍‌‌ ‌‍‍ ‌‍‌‌‌ ‍‌​‍‌‌​ ​ ‌​‌​​‍‌‌​ ​ ‌​‌​​‍‌‌​ ​‍​ ​‍​ ‍​​ ​ ‌‍​ ​ ​‍​ ‍‌​ ‍​‌‍​‌​ ‍‌​ ‌‌‌‍‌​​ ​‌​ ​​​‍‌‌​ ​‍​ ​‍​‍‌‌​ ‌‌‌​‌​​‍ ‍‌ ‌​‌‍‌‌‌ ‍​‌ ‌​​‍‌‍‌ ​​‌‍‌‌‌ ​‍‌ ​ ‌ ​​‌‍‌‌‌‍​ ‌ ‌​‌‍‍‌‌ ‌‍‌‍‌‌​ ‌‌ ​​‌ ‌‌‌‍​‍‌‍ ​‌‍‍‌‌ ​ ‌‍‍​‌‍‌‌‌‍‌​​‍​‍‌ ‌
The solution​​​​‌ ‍ ​‍​‍‌‍ ‌ ​‍‌‍‍‌‌‍‌ ‌‍‍‌‌‍ ‍​‍​‍​ ‍‍​‍​‍‌ ​ ‌‍​‌‌‍ ‍‌‍‍‌‌ ‌​‌ ‍‌​‍ ‍‌‍‍‌‌‍ ​‍​‍​‍ ​​‍​‍‌‍‍​‌ ​‍‌‍‌‌‌‍‌‍​‍​‍​ ‍‍​‍​‍‌‍‍​‌ ‌​‌ ‌​‌ ​​​ ‍‍​‍ ​‍ ‌‍ ​‌‍ ‌‍​ ‌‍​‌‌‍ ​‌‍‍​‌‍ ‌ ​ ‌ ‌​​ ‍‍​ ​ ​ ​ ​ ​ ​ ​ ​‍ ‌‍‍‌‌‍ ‍‌ ‌​‌‍‌‌‌‍ ‍‌ ‌​​‍ ‌‍‌‌‌‍‌​‌‍‍‌‌ ‌​​‍ ‌‍ ‌‌‍ ‌‍‌​‌‍‌‌​ ‌‌ ​​‌ ​‍‌‍‌‌‌ ​ ‌‍‌‌‌‍ ‍‌ ‌​‌‍​‌‌ ‌​‌‍‍‌‌‍ ‌‍ ‍​ ‍ ‌‍‍‌‌‍‌​​ ‌‌‍​ ​ ‌ ‌‍​‍​ ​‌‌‍​ ​ ‌​​ ​ ​ ‍​​‍ ‌​ ‌ ‌‍​ ​ ​‌​ ​​​‍ ‌​ ‌​​ ​‌​ ​​​ ‌ ​‍ ‌​ ‍​​ ‌ ‌‍​‌​ ‍​​‍ ‌​ ‌‌‌‍‌​​ ‌‍​ ​ ​ ‍‌​ ‌​​ ​​​ ​​​ ‌​​ ​‌‌‍‌‌​ ​‍​ ‍ ‌ ‌​‌ ‍‌‌ ​​‌‍‌‌​ ‌‌‍​ ‌‍​‌‌ ​ ‌‍‌‌‌‌​ ‌ ‌​‌ ‌‌‌‍‌​‌ ‍‌​ ‍ ‌ ​​‌‍​‌‌ ‌​‌‍‍​​ ‌‌ ​​‌‍​‌‌‍‌ ‌‍‌‌‌​​‍‌ ‌‌‌‍‍‌‌‍ ​‌‍‌​‌‍‌‌‌ ​‍​‍‌‌​ ‌‌‌​​‍‌‌ ‌‍‍ ‌‍‌‌‌ ‍‌​‍‌‌​ ​ ‌​‌​​‍‌‌​ ​ ‌​‌​​‍‌‌​ ​‍​ ​‍​ ‌ ​ ‌‍​ ‌ ​ ​ ‌‍‌​‌‍​‍​ ‌ ‌‍‌‌​ ​ ‌‍‌‌​ ​ ​ ​‍​‍‌‌​ ​‍​ ​‍​‍‌‌​ ‌‌‌​‌​​‍ ‍‌ ​‍‌‍‍‌‌‍​ ‌‍‍​‌‌‌​‌‍‌‌‌ ‍​‌ ‌​​‍‌‌​ ‌‌‌​​‍‌‌ ‌‍‍ ‌‍‌‌‌ ‍‌​‍‌‌​ ​ ‌​‌​​‍‌‌​ ​ ‌​‌​​‍‌‌​ ​‍​ ​‍​ ​‌‌‍​‍‌‍‌‌​ ‌ ‌‍‌‌​ ​ ​ ‌​​ ​‍​ ‍‌​ ​ ​ ‌​‌‍‌​​‍‌‌​ ​‍​ ​‍​‍‌‌​ ‌‌‌​‌​​‍ ‍‌‍​ ‌‍‍​‌‍‍‌‌‍ ​‌‍‌​‌ ​‍‌‍‌‌‌‍ ‍​‍‌‌​ ‌‌‌​​‍‌‌ ‌‍‍ ‌‍‌‌‌ ‍‌​‍‌‌​ ​ ‌​‌​​‍‌‌​ ​ ‌​‌​​‍‌‌​ ​‍​ ​‍​ ‌‍‌‍​ ​ ‌ ​ ​‌‌‍​ ‌‍​ ​ ​‍‌‍‌‍‌‍‌‌​ ​‍​ ‍​‌‍​ ​‍‌‌​ ​‍​ ​‍​‍‌‌​ ‌‌‌​‌​​‍ ‍‌ ‌​‌‍‌‌‌ ‍​‌ ‌​​ ‌‍​‍‌‍​‌‌ ​ ‌‍‌‌‌‌‌‌‌ ​‍‌‍ ​​ ‌‌‍‍​‌ ‌​‌ ‌​‌ ​​​‍‌‌​ ​ ‌​​‌​‍‌‌​ ​‍‌​‌‍​‍‌‌​ ​‍‌​‌‍‌‍ ​‌‍ ‌‍​ ‌‍​‌‌‍ ​‌‍‍​‌‍ ‌ ​ ‌ ‌​​‍‌‌​ ​ ‌​​‌​ ​ ​ ​ ​ ​ ​ ​ ​‍‌‍‌‍‍‌‌‍‌​​ ‌‌‍​ ​ ‌ ‌‍​‍​ ​‌‌‍​ ​ ‌​​ ​ ​ ‍​​‍ ‌​ ‌ ‌‍​ ​ ​‌​ ​​​‍ ‌​ ‌​​ ​‌​ ​​​ ‌ ​‍ ‌​ ‍​​ ‌ ‌‍​‌​ ‍​​‍ ‌​ ‌‌‌‍‌​​ ‌‍​ ​ ​ ‍‌​ ‌​​ ​​​ ​​​ ‌​​ ​‌‌‍‌‌​ ​‍​‍‌‍‌ ‌​‌ ‍‌‌ ​​‌‍‌‌​ ‌‌‍​ ‌‍​‌‌ ​ ‌‍‌‌‌‌​ ‌ ‌​‌ ‌‌‌‍‌​‌ ‍‌​‍‌‍‌ ​​‌‍​‌‌ ‌​‌‍‍​​ ‌‌ ​​‌‍​‌‌‍‌ ‌‍‌‌‌​​‍‌ ‌‌‌‍‍‌‌‍ ​‌‍‌​‌‍‌‌‌ ​‍​‍‌‌​ ‌‌‌​​‍‌‌ ‌‍‍ ‌‍‌‌‌ ‍‌​‍‌‌​ ​ ‌​‌​​‍‌‌​ ​ ‌​‌​​‍‌‌​ ​‍​ ​‍​ ‌ ​ ‌‍​ ‌ ​ ​ ‌‍‌​‌‍​‍​ ‌ ‌‍‌‌​ ​ ‌‍‌‌​ ​ ​ ​‍​‍‌‌​ ​‍​ ​‍​‍‌‌​ ‌‌‌​‌​​‍ ‍‌ ​‍‌‍‍‌‌‍​ ‌‍‍​‌‌‌​‌‍‌‌‌ ‍​‌ ‌​​‍‌‌​ ‌‌‌​​‍‌‌ ‌‍‍ ‌‍‌‌‌ ‍‌​‍‌‌​ ​ ‌​‌​​‍‌‌​ ​ ‌​‌​​‍‌‌​ ​‍​ ​‍​ ​‌‌‍​‍‌‍‌‌​ ‌ ‌‍‌‌​ ​ ​ ‌​​ ​‍​ ‍‌​ ​ ​ ‌​‌‍‌​​‍‌‌​ ​‍​ ​‍​‍‌‌​ ‌‌‌​‌​​‍ ‍‌‍​ ‌‍‍​‌‍‍‌‌‍ ​‌‍‌​‌ ​‍‌‍‌‌‌‍ ‍​‍‌‌​ ‌‌‌​​‍‌‌ ‌‍‍ ‌‍‌‌‌ ‍‌​‍‌‌​ ​ ‌​‌​​‍‌‌​ ​ ‌​‌​​‍‌‌​ ​‍​ ​‍​ ‌‍‌‍​ ​ ‌ ​ ​‌‌‍​ ‌‍​ ​ ​‍‌‍‌‍‌‍‌‌​ ​‍​ ‍​‌‍​ ​‍‌‌​ ​‍​ ​‍​‍‌‌​ ‌‌‌​‌​​‍ ‍‌ ‌​‌‍‌‌‌ ‍​‌ ‌​​‍‌‍‌ ​​‌‍‌‌‌ ​‍‌ ​ ‌ ​​‌‍‌‌‌‍​ ‌ ‌​‌‍‍‌‌ ‌‍‌‍‌‌​ ‌‌ ​​‌ ‌‌‌‍​‍‌‍ ​‌‍‍‌‌ ​ ‌‍‍​‌‍‌‌‌‍‌​​‍​‍‌ ‌
The internal Strategy and Change team developed two very typical
telephone based scenarios focussing on elderly customers calling in
to request a quote or amend their policy – the kind of call that the